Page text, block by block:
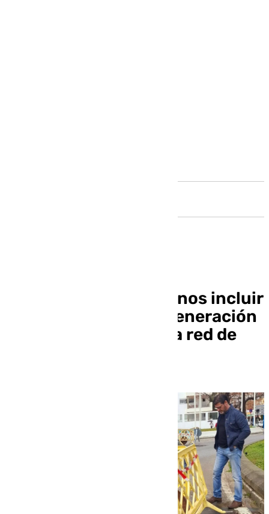
Vox pide en Torremolinos incluir
en el proyecto de regeneración
urbana la mejora de la red de